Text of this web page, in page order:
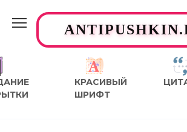
содержанию
КРАСИВЫЙ
ШРИФТ